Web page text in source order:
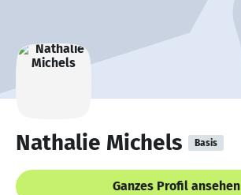
Nathalie Michels Basis
Ganzes Profil ansehen